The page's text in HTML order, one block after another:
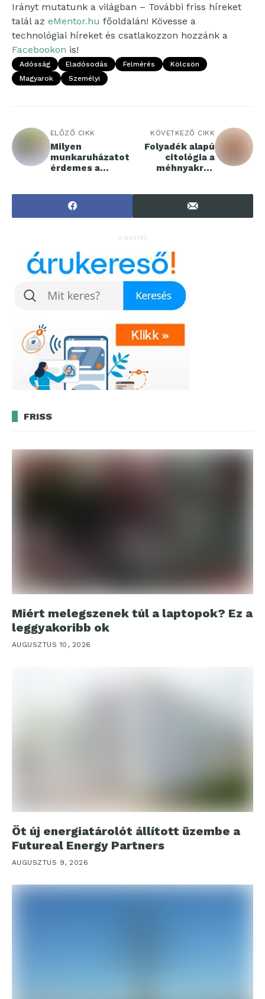
Irányt mutatunk a világban – További friss híreket
talál az eMentor.hu főoldalán! Kövesse a
technológiai híreket és csatlakozzon hozzánk a
Facebookon is!
Adósság Eladósodás Felmérés
Kölcsön
Magyarok
Személyi
ELŐZŐ CIKK
Milyen
munkaruházatot
érdemes a
viselni?
KÖVETKEZŐ CIKK
Folyadék alapú
citológia a
méhnyakrák
HIRDETÉS
FRISS
Miért melegszenek túl a laptopok? Ez a
leggyakoribb ok
AUGUSZTUS 10, 2026
Öt új energiatárolót állított üzembe a
Futureal Energy Partners
AUGUSZTUS 9, 2026